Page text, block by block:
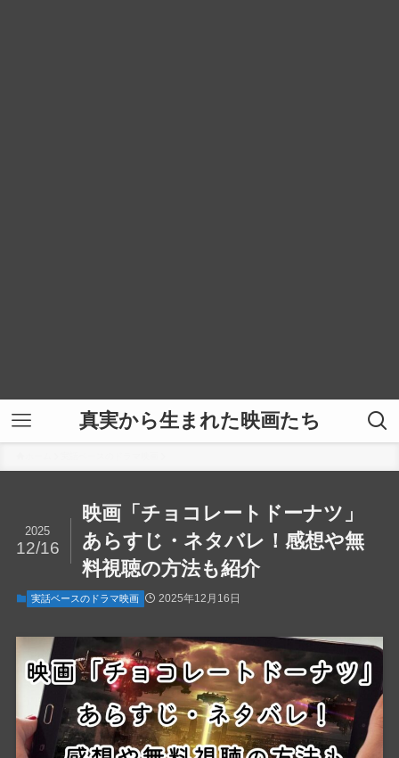
真実から生まれた映画たち
映画「チョコレートドーナツ」
あらすじ・ネタバレ！感想や無
料視聴の方法も紹介
2025
12/16
実話ベースのドラマ映画 2025年12月16日